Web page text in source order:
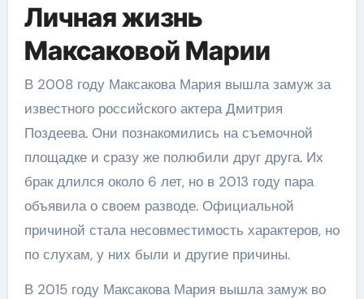
Личная жизнь
Максаковой Марии
В 2008 году Максакова Мария вышла замуж за
известного российского актера Дмитрия
Поздеева. Они познакомились на съемочной
площадке и сразу же полюбили друг друга. Их
брак длился около 6 лет, но в 2013 году пара
объявила о своем разводе. Официальной
причиной стала несовместимость характеров, но
по слухам, у них были и другие причины.
В 2015 году Максакова Мария вышла замуж во